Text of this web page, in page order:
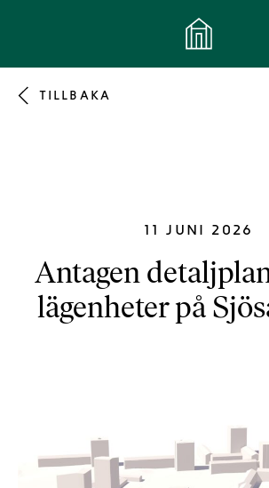
TILLBAKA
11 JUNI 2026
Antagen
lägenheter på